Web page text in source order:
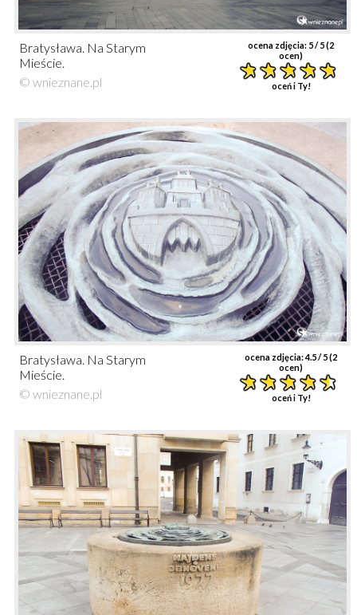
ocena zdjęcia: 5/ 5 (2
ocen)
oceń i Ty!
Bratysława. Na Starym
Mieście.
© wnieznane.pl
ocena zdjęcia:4.5/ 5 (2
ocen)
oceń i Ty!
Bratysława. Na Starym
Mieście.
© wnieznane.pl